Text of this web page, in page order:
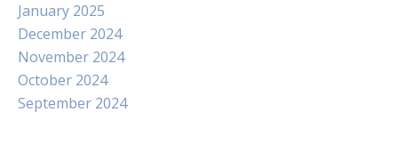
January 2025
December 2024
November 2024
October 2024
September 2024